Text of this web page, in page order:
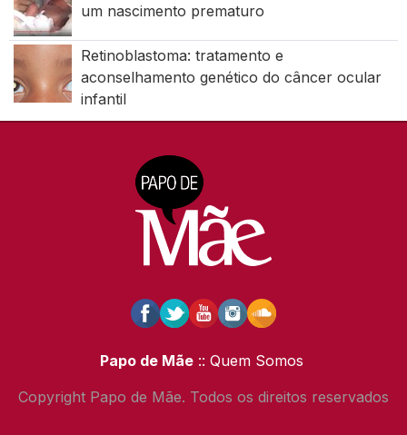
um nascimento prematuro
Retinoblastoma: tratamento e
aconselhamento genético do câncer ocular
infantil
Papo de Mãe :: Quem Somos
Copyright Papo de Mãe. Todos os direitos reservados